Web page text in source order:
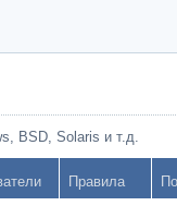
BSD, Solaris и т.д.
Правила